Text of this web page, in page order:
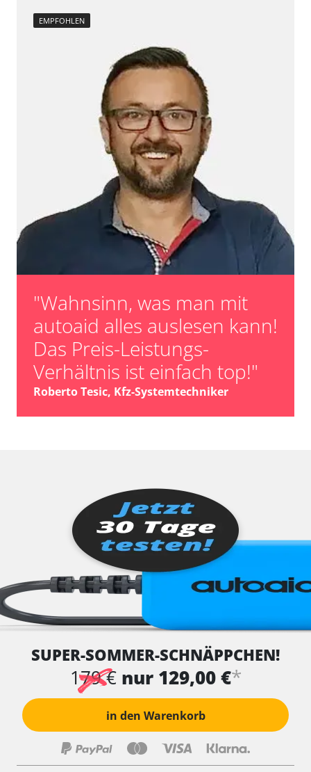
EMPFOHLEN
"Wahnsinn, was man mit
autoaid alles auslesen kann!
Das Preis-Leistungs-
Verhältnis ist einfach top!"
Roberto Tesic, Kfz-Systemtechniker
SUPER-SOMMER-SCHNÄPPCHEN!
179 € nur 129,00 €*
in den Warenkorb